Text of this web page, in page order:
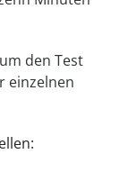
den Test
einzelnen